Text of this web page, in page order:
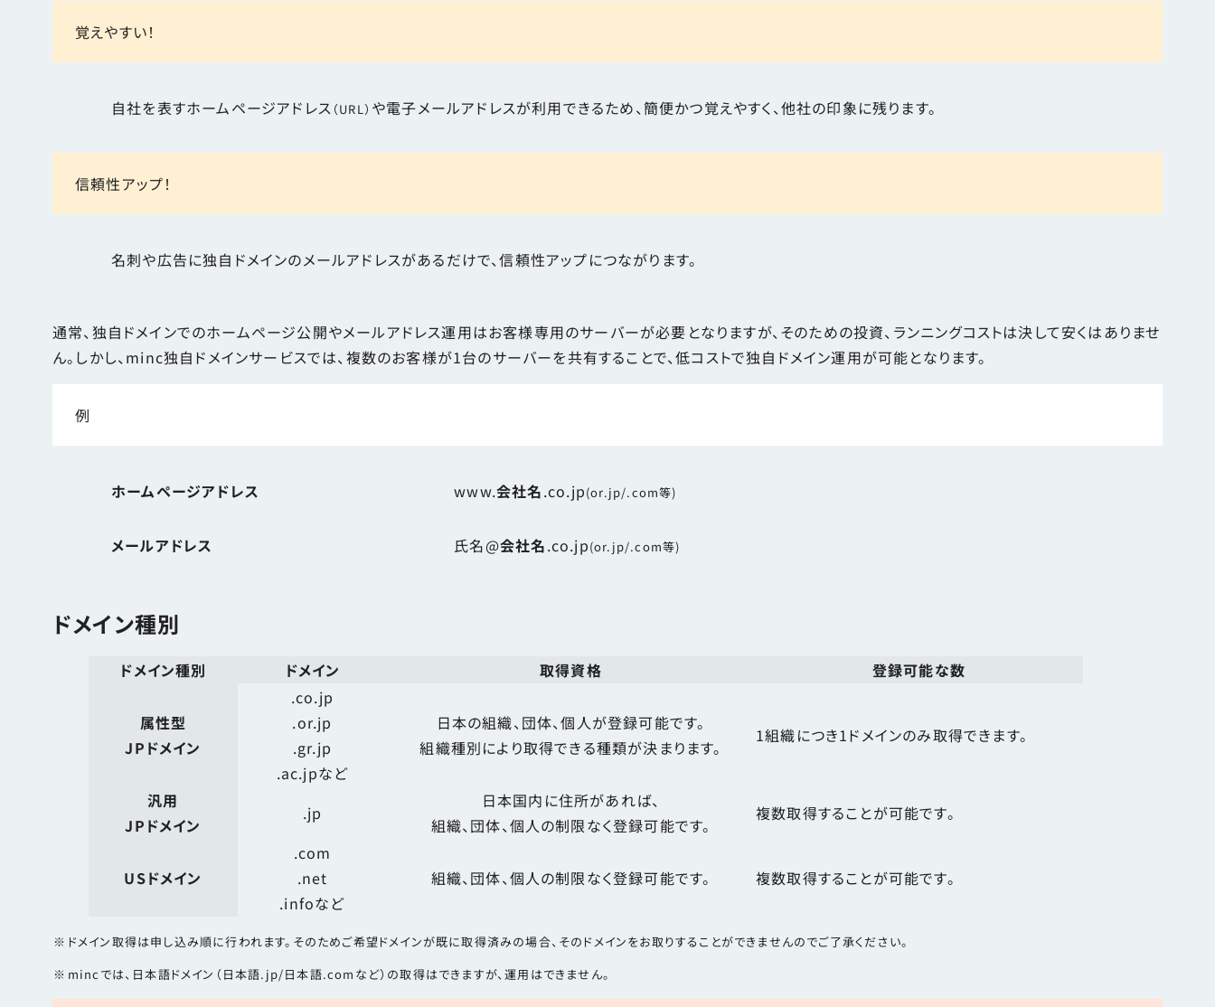
覚えやすい！
自社を表すホームページアドレス （URL） や電子メールアドレスが利用できるため、簡便かつ覚えやすく、他社の印象に残ります。
信頼性アップ！
名刺や広告に独自ドメインのメールアドレスがあるだけで、信頼性アップにつながります。
通常、独自ドメインでのホームページ公開やメールアドレス運用はお客様専用のサーバーが必要となりますが、そのための投資、ランニングコストは決して安くはありませ
ん。しかし、minc独自ドメインサービスでは、複数のお客様が1台のサーバーを共有することで、低コストで独自ドメイン運用が可能となります。
例
ホームページアドレス www.会社名.co.jp(or.jp/.com等)
メールアドレス 氏名@会社名.co.jp(or.jp/.com等)
ドメイン種別
ドメイン種別 ドメイン 取得資格 登録可能な数
属性型
JPドメイン
.co.jp
.or.jp
.gr.jp
.ac.jpなど
日本の組織、団体、個人が登録可能です。
組織種別により取得できる種類が決まります。
1組織につき1ドメインのみ取得できます。
汎用
JPドメイン
.jp
日本国内に住所があれば、
組織、団体、個人の制限なく登録可能です。
複数取得することが可能です。
USドメイン
.com
.net
.infoなど
組織、団体、個人の制限なく登録可能です。 複数取得することが可能です。
ドメイン取得は申し込み順に行われます。そのためご希望ドメインが既に取得済みの場合、そのドメインをお取りすることができませんのでご了承ください。
mincでは、日本語ドメイン（日本語.jp/日本語.comなど）の取得はできますが、運用はできません。